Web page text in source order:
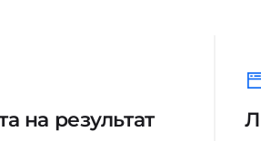
на результат